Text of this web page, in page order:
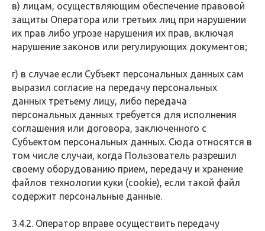
в) лицам, осуществляющим обеспечение правовой
защиты Оператора или третьих лиц при нарушении
их прав либо угрозе нарушения их прав, включая
нарушение законов или регулирующих документов;
г) в случае если Субъект персональных данных сам
выразил согласие на передачу персональных
данных третьему лицу, либо передача
персональных данных требуется для исполнения
соглашения или договора, заключенного с
Субъектом персональных данных. Сюда относятся в
том числе случаи, когда Пользователь разрешил
своему оборудованию прием, передачу и хранение
файлов технологии куки (cookie), если такой файл
содержит персональные данные.
3.4.2. Оператор вправе осуществить передачу